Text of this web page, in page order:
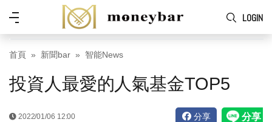
Skip to main content
LOGIN
功
能
表
首頁 新聞bar 智能News
投資人最愛的人氣基金TOP5
2022/01/06 12:00 分享